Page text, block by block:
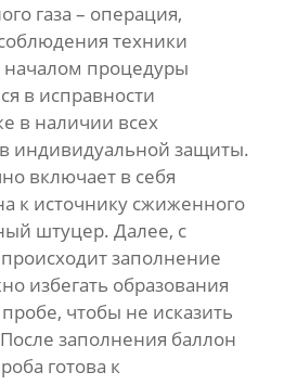
газа – операция,
техники
началом процедуры
в исправности
в наличии всех
индивидуальной защиты.
включает в себя
к источнику сжиженного
штуцер. Далее, с
заполнение
избегать образования
чтобы не исказить
заполнения баллон
готова к